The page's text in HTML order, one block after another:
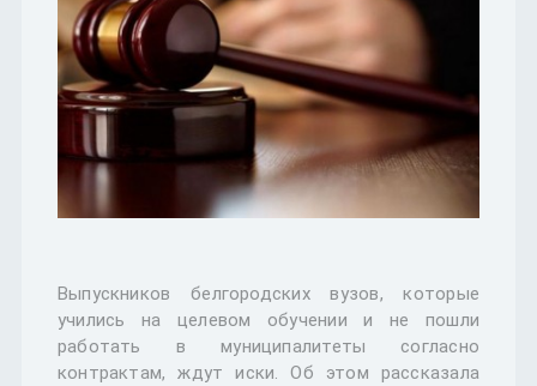
Выпускников белгородских вузов, которые
учились на целевом обучении и не пошли
работать в муниципалитеты согласно
контрактам, ждут иски. Об этом рассказала